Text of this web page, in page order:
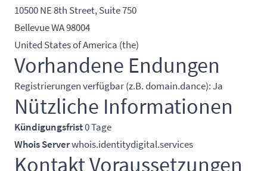
10500 NE 8th Street, Suite 750
Bellevue WA 98004
United States of America (the)
Vorhandene Endungen
Registrierungen verfügbar (z.B. domain.dance): Ja
Nützliche Informationen
Kündigungsfrist0 Tage
Whois Serverwhois.identitydigital.services
Kontakt Voraussetzungen